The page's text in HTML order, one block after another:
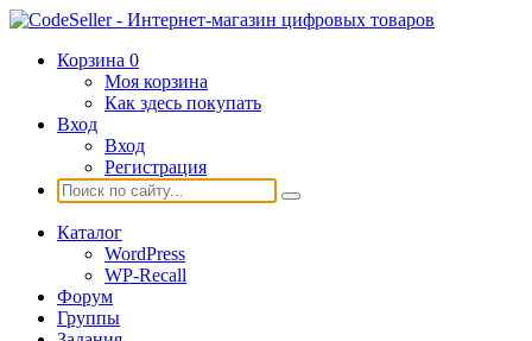
Корзина 0
Моя корзина
Как здесь покупать
Вход
Вход
Регистрация
Каталог
WordPress
WP-Recall
Форум
Группы